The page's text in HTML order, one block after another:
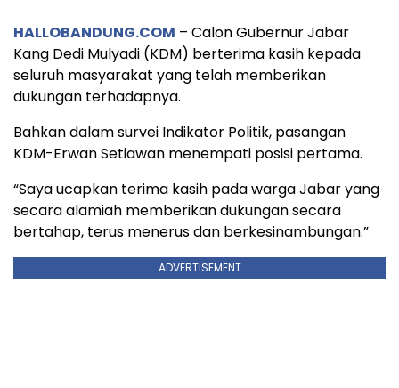
HALLOBANDUNG.COM – Calon Gubernur Jabar
Kang Dedi Mulyadi (KDM) berterima kasih kepada
seluruh masyarakat yang telah memberikan
dukungan terhadapnya.
Bahkan dalam survei Indikator Politik, pasangan
KDM-Erwan Setiawan menempati posisi pertama.
“Saya ucapkan terima kasih pada warga Jabar yang
secara alamiah memberikan dukungan secara
bertahap, terus menerus dan berkesinambungan.”
ADVERTISEMENT